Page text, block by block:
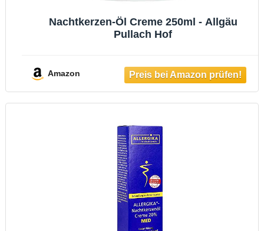
Nachtkerzen-Öl Creme 250ml - Allgäu
Pullach Hof
Amazon